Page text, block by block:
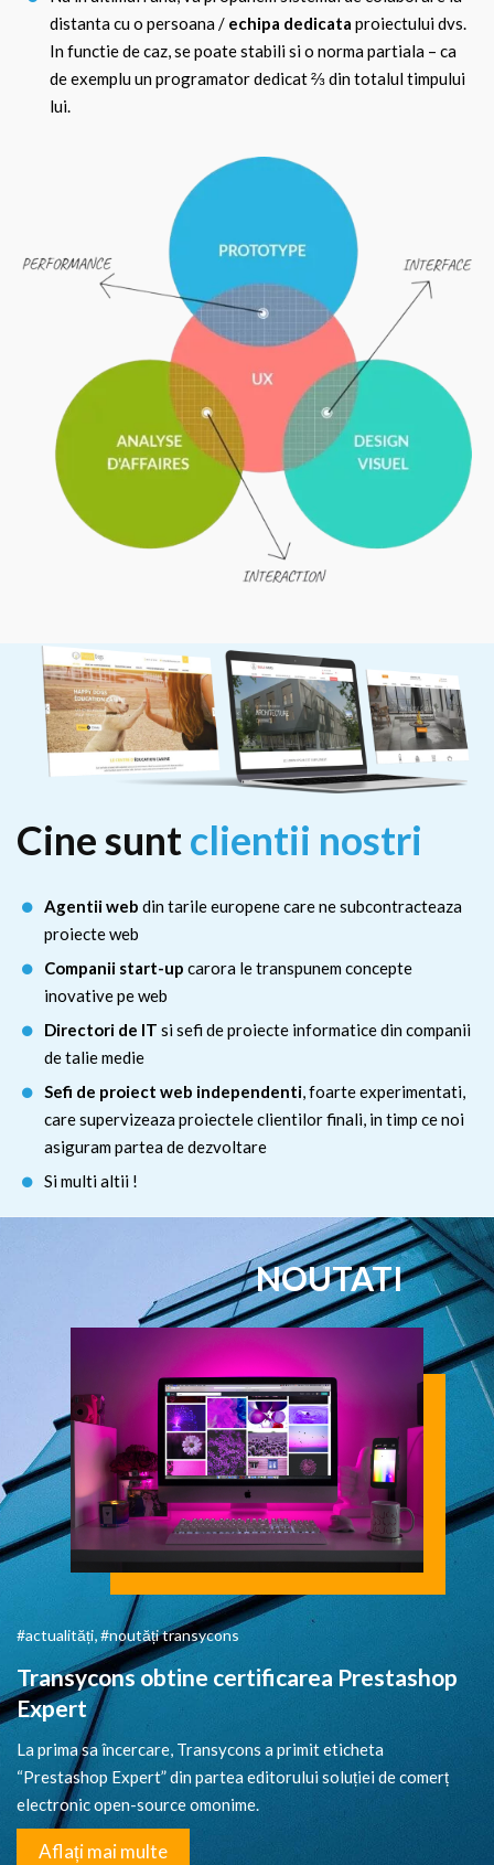
distanta cu o persoana / echipa dedicata proiectului dvs.
In functie de caz, se poate stabili si o norma partiala – ca
de exemplu un programator dedicat ⅔ din totalul timpului
lui.
Cine sunt clientii nostri
Agentii web din tarile europene care ne subcontracteaza
proiecte web
Companii start-up carora le transpunem concepte
inovative pe web
Directori de IT si sefi de proiecte informatice din companii
de talie medie
Sefi de proiect web independenti, foarte experimentati,
care supervizeaza proiectele clientilor finali, in timp ce noi
asiguram partea de dezvoltare
Si multi altii !
NOUTATI
actualități, noutăți transycons
Transycons obtine certificarea Prestashop
Expert
La prima sa încercare, Transycons a primit eticheta
“Prestashop Expert” din partea editorului soluției de comerț
electronic open-source omonime.
Aflați mai multe